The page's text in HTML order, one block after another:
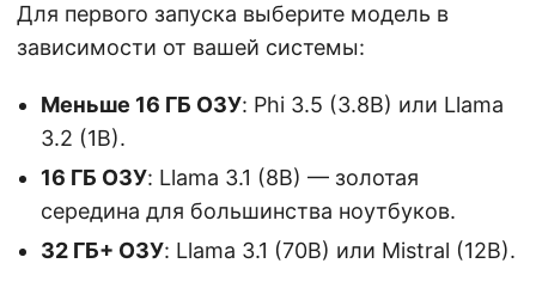
Для первого запуска выберите модель в
зависимости от вашей системы:
Меньше 16 ГБ ОЗУ: Phi 3.5 (3.8B) или Llama
3.2 (1B).
16 ГБ ОЗУ: Llama 3.1 (8B) — золотая
середина для большинства ноутбуков.
32 ГБ+ ОЗУ: Llama 3.1 (70B) или Mistral (12B).